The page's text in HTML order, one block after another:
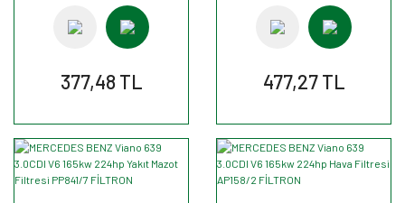
377,48 TL 477,27 TL